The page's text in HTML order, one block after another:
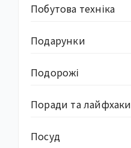
Побутова техніка
Подарунки
Подорожі
Поради та лайфхаки
Посуд